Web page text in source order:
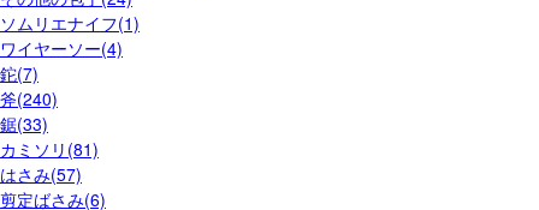
ソムリエナイフ(1)
ワイヤーソー(4)
鉈(7)
斧(240)
鋸(33)
カミソリ(81)
はさみ(57)
剪定ばさみ(6)